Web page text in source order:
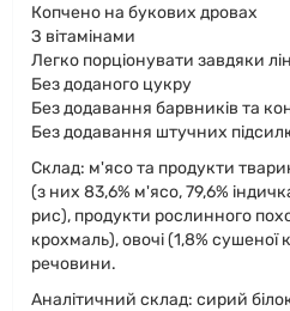
Копчено на букових дровах
З вітамінами
Легко порціонувати завдяки
Без доданого цукру
Без додавання барвників та
Без додавання штучних
Склад: м'ясо та продукти
(з них 83,6% м'ясо, 79,6%
рис), продукти рослинного
крохмаль), овочі (1,8% сушеної
речовини.
Аналітичний склад: сирий